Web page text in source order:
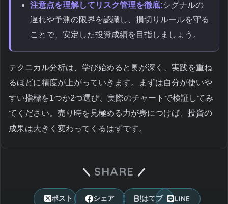
注意点を理解してリスク管理を徹底:シグナルの
遅れや予測の限界を認識し、損切りルールを守る
ことで、安定した投資成績を目指しましょう。
テクニカル分析は、学び始めると奥が深く、実践を重ね
るほどに精度が上がっていきます。まずは自分が使いや
すい指標を1つか2つ選び、実際のチャートで検証してみ
てください。売り時を見極める力が身につけば、投資の
成果は大きく変わってくるはずです。
SHARE
ポスト シェア はてブ LINE